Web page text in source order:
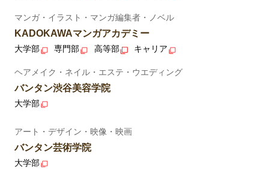
マンガ・イラスト・マンガ編集者・ノベル
KADOKAWAマンガアカデミー
大学部 専門部 高等部 キャリア
ヘアメイク・ネイル・エステ・ウエディング
バンタン渋谷美容学院
大学部
アート・デザイン・映像・映画
バンタン芸術学院
大学部